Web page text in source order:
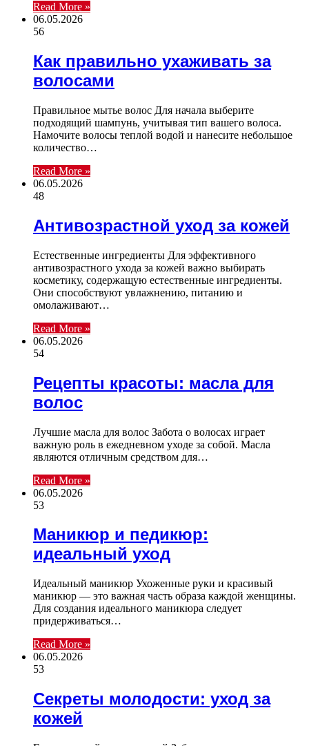
Read More »
06.05.2026
56
Как правильно ухаживать за
волосами
Правильное мытье волос Для начала выберите
подходящий шампунь, учитывая тип вашего волоса.
Намочите волосы теплой водой и нанесите небольшое
количество…
Read More »
06.05.2026
48
Антивозрастной уход за кожей
Естественные ингредиенты Для эффективного
антивозрастного ухода за кожей важно выбирать
косметику, содержащую естественные ингредиенты.
Они способствуют увлажнению, питанию и
омолаживают…
Read More »
06.05.2026
54
Рецепты красоты: масла для
волос
Лучшие масла для волос Забота о волосах играет
важную роль в ежедневном уходе за собой. Масла
являются отличным средством для…
Read More »
06.05.2026
53
Маникюр и педикюр:
идеальный уход
Идеальный маникюр Ухоженные руки и красивый
маникюр — это важная часть образа каждой женщины.
Для создания идеального маникюра следует
придерживаться…
Read More »
06.05.2026
53
Секреты молодости: уход за
кожей